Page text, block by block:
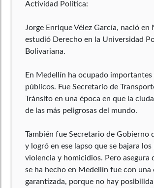
Actividad Política:
Jorge Enrique Vélez García, nació en
estudió Derecho en la Universidad
Bolivariana.
En Medellín ha ocupado importantes
públicos. Fue Secretario de
Tránsito en una época en que la
de las más peligrosas del mundo.
También fue Secretario de Gobierno
y logró en ese lapso que se bajara los
violencia y homicidios. Pero asegura
se ha hecho en Medellín fue con una
garantizada, porque no hay